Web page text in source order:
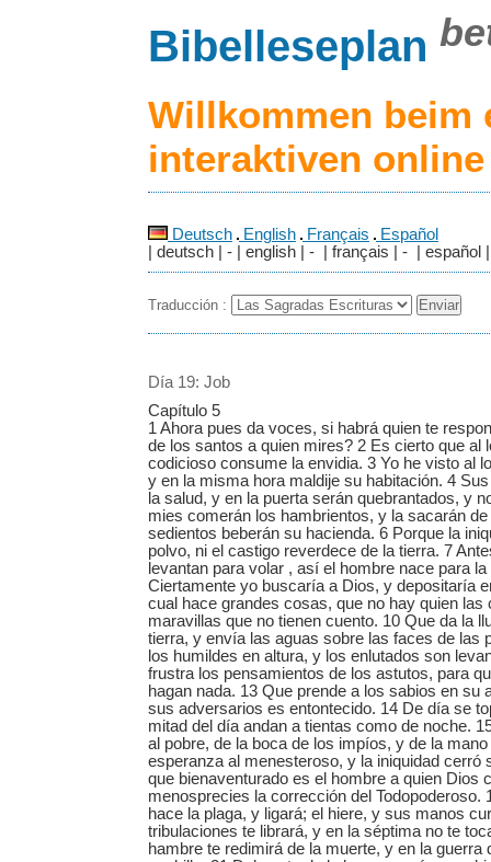
Bibelleseplan
Willkommen beim
interaktiven
Deutsch English Français
Español
| deutsch | - | english | - | français | - | español |
Traducción :
Día 19: Job
Capítulo 5
1 Ahora pues da voces, si habrá quien te
de los santos a quien mires? 2 Es cierto que al
codicioso consume la envidia. 3 Yo he visto al
y en la misma hora maldije su habitación. 4
la salud, y en la puerta serán quebrantados, y
mies comerán los hambrientos, y la sacarán
sedientos beberán su hacienda. 6 Porque la
polvo, ni el castigo reverdece de la tierra. 7
levantan para volar , así el hombre nace para
Ciertamente yo buscaría a Dios, y depositaría
cual hace grandes cosas, que no hay quien las
maravillas que no tienen cuento. 10 Que da la
tierra, y envía las aguas sobre las faces de las
los humildes en altura, y los enlutados son
frustra los pensamientos de los astutos, para
hagan nada. 13 Que prende a los sabios en su
sus adversarios es entontecido. 14 De día se
mitad del día andan a tientas como de noche.
al pobre, de la boca de los impíos, y de la
esperanza al menesteroso, y la iniquidad cerró
que bienaventurado es el hombre a quien Dios
menosprecies la corrección del Todopoderoso.
hace la plaga, y ligará; el hiere, y sus manos
tribulaciones te librará, y en la séptima no te
hambre te redimirá de la muerte, y en la guerra